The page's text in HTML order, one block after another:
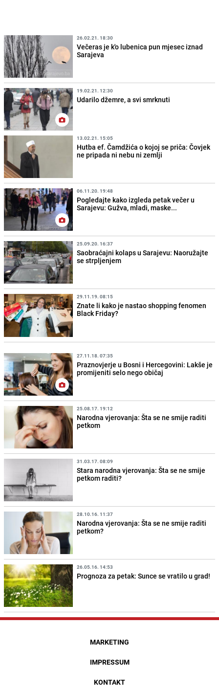
26.02.21. 18:30
Večeras je k'o lubenica pun mjesec iznad
Sarajeva
19.02.21. 12:30
Udarilo džemre, a svi smrknuti
13.02.21. 15:05
Hutba ef. Čamdžića o kojoj se priča: Čovjek
ne pripada ni nebu ni zemlji
06.11.20. 19:48
Pogledajte kako izgleda petak večer u
Sarajevu: Gužva, mladi, maske...
25.09.20. 16:37
Saobraćajni kolaps u Sarajevu: Naoružajte
se strpljenjem
29.11.19. 08:15
Znate li kako je nastao shopping fenomen
Black Friday?
27.11.18. 07:35
Praznovjerje u Bosni i Hercegovini: Lakše je
promijeniti selo nego običaj
25.08.17. 19:12
Narodna vjerovanja: Šta se ne smije raditi
petkom
31.03.17. 08:09
Stara narodna vjerovanja: Šta se ne smije
petkom raditi?
28.10.16. 11:37
Narodna vjerovanja: Šta se ne smije raditi
petkom?
26.05.16. 14:53
Prognoza za petak: Sunce se vratilo u grad!
MARKETING
IMPRESSUM
KONTAKT